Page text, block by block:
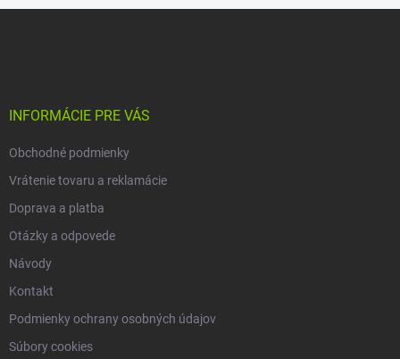
INFORMÁCIE PRE VÁS
Obchodné podmienky
Vrátenie tovaru a reklamácie
Doprava a platba
Otázky a odpovede
Návody
Kontakt
Podmienky ochrany osobných údajov
Súbory cookies